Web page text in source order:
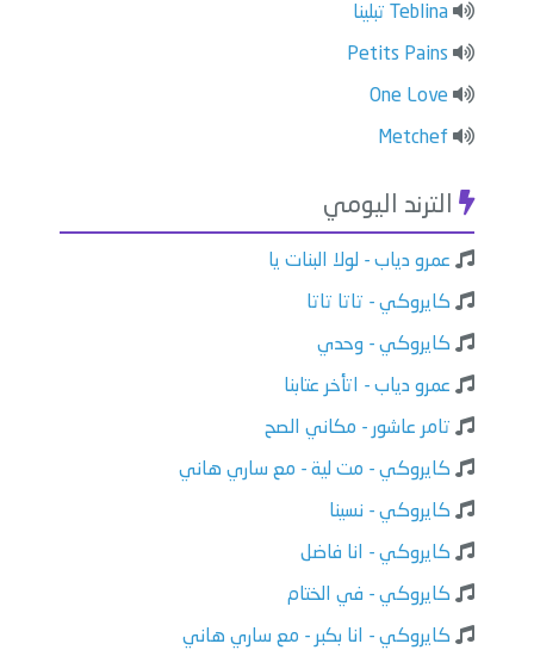
Teblina تبلينا
Petits Pains
One Love
Metchef
الترند اليومي
عمرو دياب - لولا البنات يا
كايروكي - تاتا تاتا
كايروكي - وحدي
عمرو دياب - اتأخر عتابنا
تامر عاشور - مكاني الصح
كايروكي - مت لية - مع ساري هاني
كايروكي - نسينا
كايروكي - انا فاضل
كايروكي - في الختام
كايروكي - انا بكبر - مع ساري هاني